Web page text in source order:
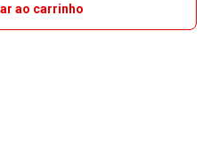
ao carrinho